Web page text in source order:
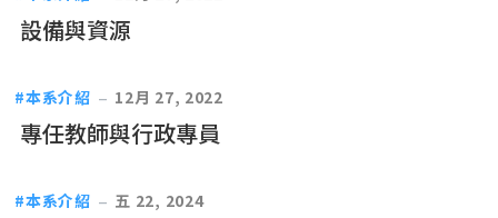
設備與資源
本系介紹 12月 27, 2022
專任教師與行政專員
本系介紹 五 22, 2024